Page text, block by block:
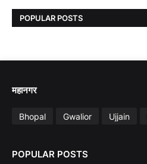
POPULAR POSTS
महानगर
Bhopal Gwalior Ujjain
POPULAR POSTS